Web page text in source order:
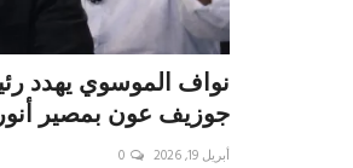
نواف الموسوي يهدد
جوزيف عون بمصير
أبريل 19, 2026 0